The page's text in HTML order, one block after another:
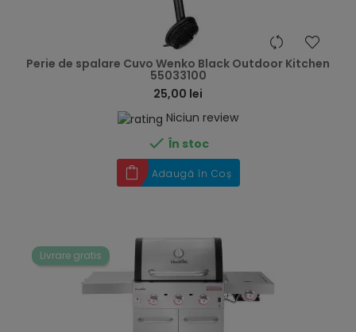
Perie de spalare Cuvo Wenko Black Outdoor Kitchen
55033100
25,00 lei
Niciun review
 În stoc
Adaugă în Coș
Livrare gratis